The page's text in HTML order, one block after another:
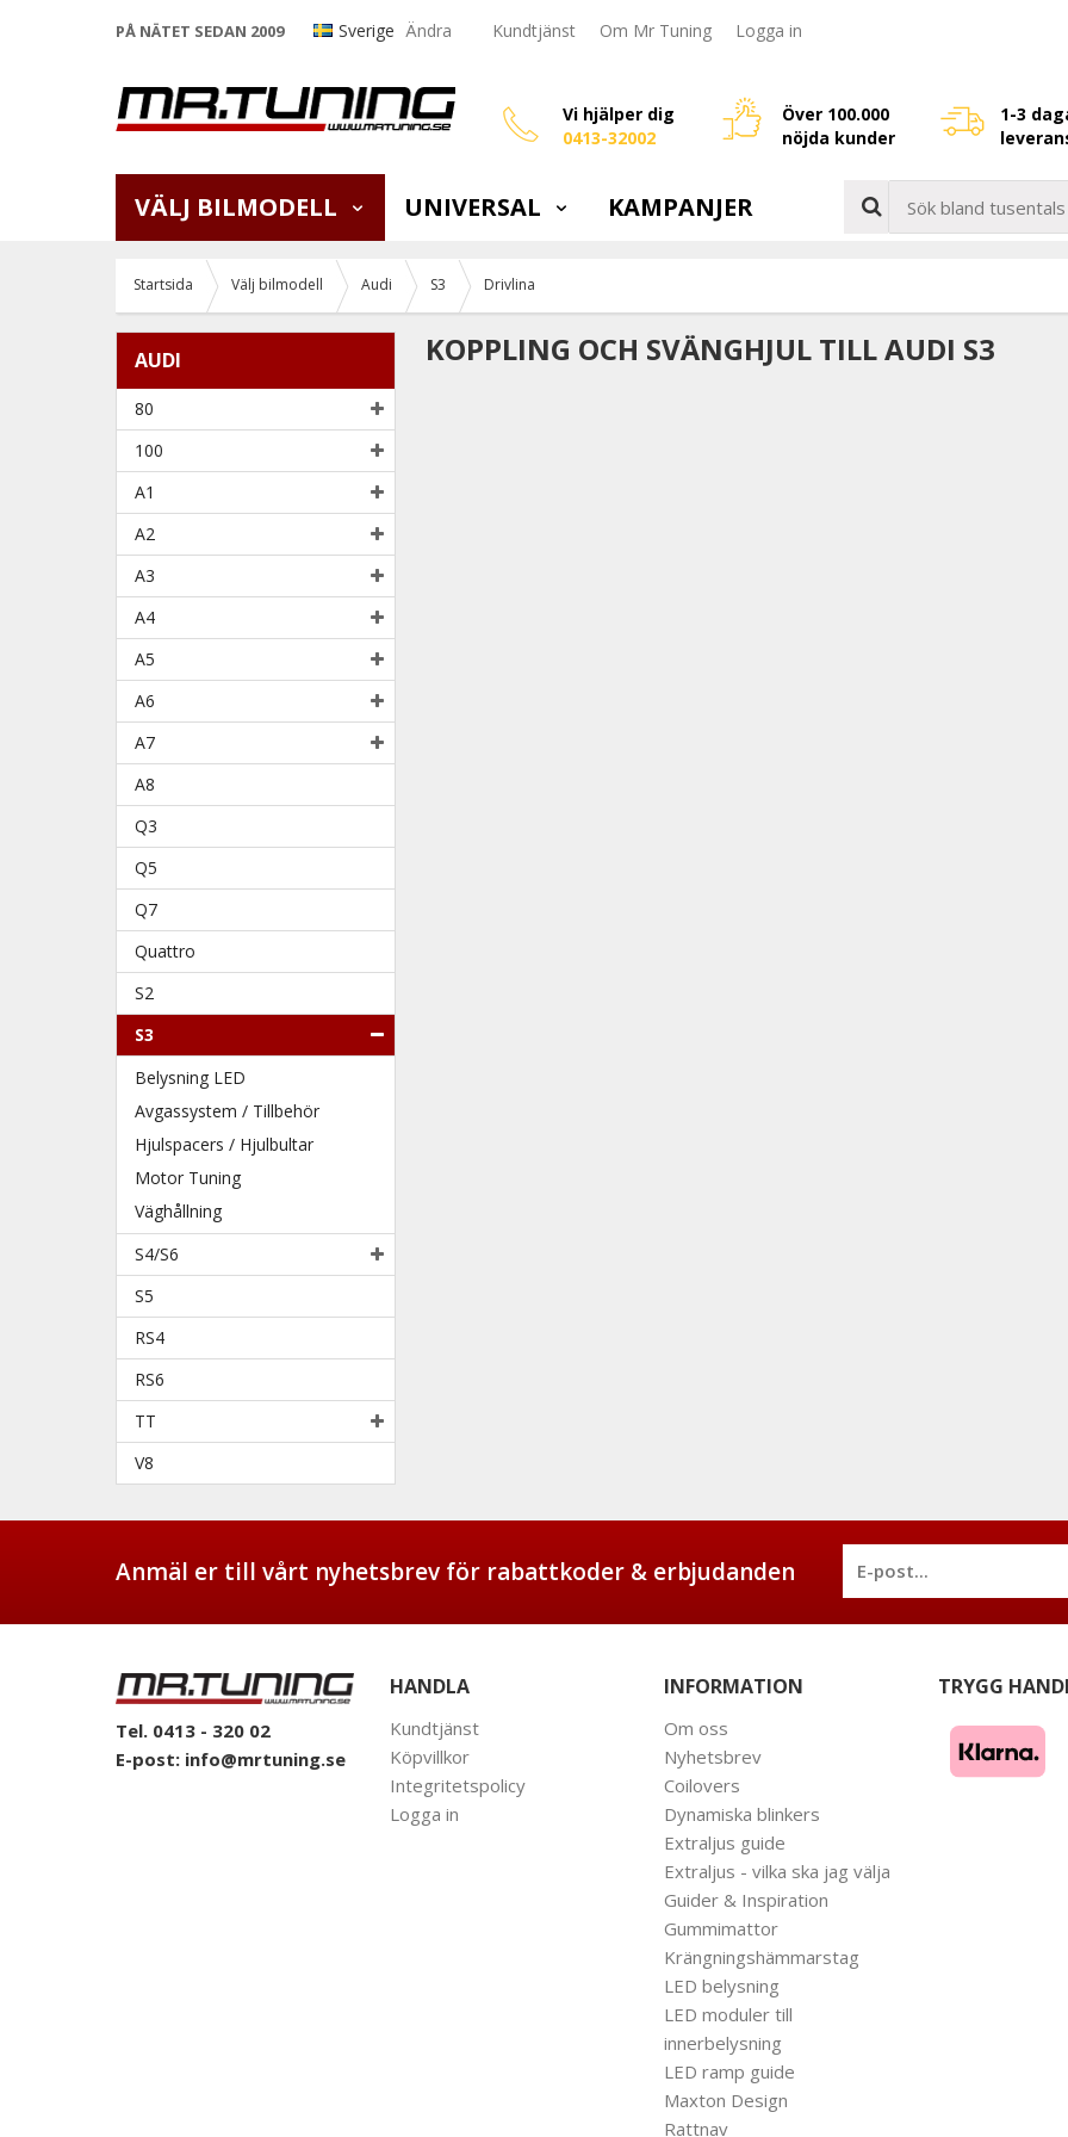
PÅ NÄTET SEDAN 2009 Sverige Ändra Kundtjänst Om Mr Tuning Logga in
Vi hjälper dig
0413-32002
Över 100.000
nöjda kunder
1-3
VÄLJ BILMODELL UNIVERSAL KAMPANJER
Startsida Välj bilmodell Audi S3 Drivlina
AUDI
80
100
A1
A2
A3
A4
A5
A6
A7
A8
Q3
Q5
Q7
Quattro
S2
S3
Belysning LED
Avgassystem / Tillbehör
Hjulspacers / Hjulbultar
Motor Tuning
Väghållning
S4/S6
S5
RS4
RS6
TT
V8
KOPPLING OCH SVÄNGHJUL TILL AUDI S3
Anmäl er till vårt nyhetsbrev för rabattkoder & erbjudanden
Tel. 0413 - 320 02
E-post: info@mrtuning.se
HANDLA
Kundtjänst
Köpvillkor
Integritetspolicy
Logga in
INFORMATION
Om oss
Nyhetsbrev
Coilovers
Dynamiska blinkers
Extraljus guide
Extraljus - vilka ska jag välja
Guider & Inspiration
Gummimattor
Krängningshämmarstag
LED belysning
LED moduler till
innerbelysning
LED ramp guide
Maxton Design
Rattnav
TRYGG